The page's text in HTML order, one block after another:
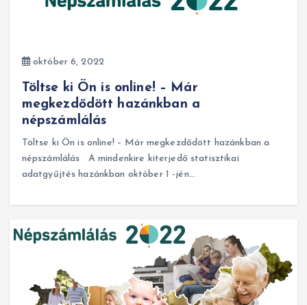
október 6, 2022
Töltse ki Ön is online! – Már
megkezdődött hazánkban a
népszámlálás
Töltse ki Ön is online! – Már megkezdődött hazánkban a
népszámlálás A mindenkire kiterjedő statisztikai
adatgyűjtés hazánkban október 1 -jén…